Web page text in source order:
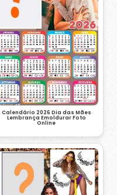
Calendário 2026 Dia das Mães
Lembrança Emoldurar Foto
Online